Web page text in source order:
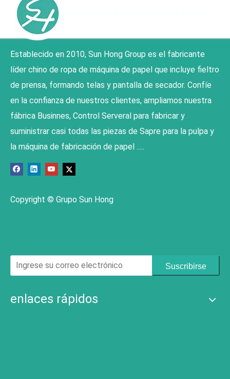
Establecido en 2010, Sun Hong Group es el fabricante
líder chino de ropa de máquina de papel que incluye fieltro
de prensa, formando telas y pantalla de secador. Confíe
en la confianza de nuestros clientes, ampliamos nuestra
fábrica Businnes, Control Serveral para fabricar y
suministrar casi todas las piezas de Sapre para la pulpa y
la máquina de fabricación de papel .....
Copyright © Grupo Sun Hong
Suscribirse
enlaces rápidos